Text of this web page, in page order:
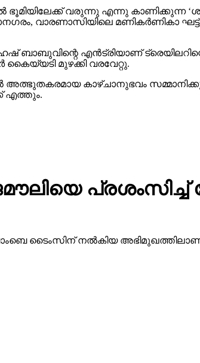
വരുന്നു എന്നു കാണിക്കുന്ന
വാരണാസിയിലെ മണികര്‍ണികാ ഘട്ട്
ബാബുവിന്റെ എന്‍ട്രിയാണ്
കൈയ്യടി മുഴക്കി വരവേറ്റു.
അത്ഭുതകരമായ കാഴ്ചാനുഭവം
എത്തും.
ബോംബെ ടൈംസിന് നല്‍കിയ